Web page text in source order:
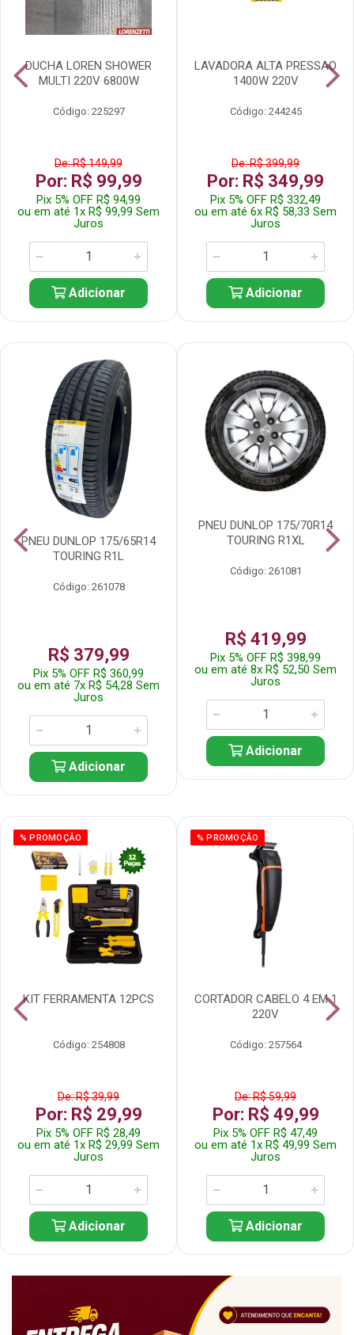
DUCHA LOREN SHOWER
MULTI 220V 6800W
Código: 225297
De: R$ 149,99
Por: R$ 99,99
Pix 5% OFF R$ 94,99
ou em até 1x R$ 99,99 Sem
Juros
Adicionar
LAVADORA ALTA PRESSAO
1400W 220V
Código: 244245
De: R$ 399,99
Por: R$ 349,99
Pix 5% OFF R$ 332,49
ou em até 6x R$ 58,33 Sem
Juros
Adicionar
PNEU DUNLOP 175/65R14
TOURING R1L
Código: 261078
R$ 379,99
Pix 5% OFF R$ 360,99
ou em até 7x R$ 54,28 Sem
Juros
Adicionar
PNEU DUNLOP 175/70R14
TOURING R1XL
Código: 261081
R$ 419,99
Pix 5% OFF R$ 398,99
ou em até 8x R$ 52,50 Sem
Juros
Adicionar
% PROMOÇÃO
KIT FERRAMENTA 12PCS
Código: 254808
De: R$ 39,99
Por: R$ 29,99
Pix 5% OFF R$ 28,49
ou em até 1x R$ 29,99 Sem
Juros
Adicionar
% PROMOÇÃO
CORTADOR CABELO 4 EM 1
220V
Código: 257564
De: R$ 59,99
Por: R$ 49,99
Pix 5% OFF R$ 47,49
ou em até 1x R$ 49,99 Sem
Juros
Adicionar